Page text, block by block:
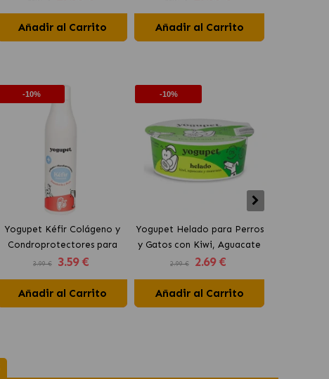
Añadir al Carrito Añadir al Carrito
-10%
Yogupet Kéfir Colágeno y
Condroprotectores para
Perros y Gatos con Pera y
3.99 € 3.59 €
Añadir al Carrito
-10%
Yogupet Helado para Perros
y Gatos con Kiwi, Aguacate
y Manzana
2.99 € 2.69 €
Añadir al Carrito